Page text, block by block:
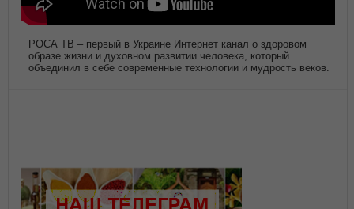
РОСА ТВ – первый в Украине Интернет канал о здоровом
образе жизни и духовном развитии человека, который
объединил в себе современные технологии и мудрость веков.